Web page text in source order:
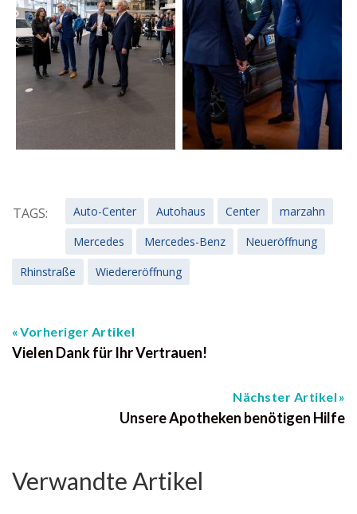
TAGS: Auto-Center Autohaus Center
marzahn
Mercedes
Mercedes-Benz
Neueröffnung
Rhinstraße
Wiedereröffnung
Vorheriger Artikel
Vielen Dank für Ihr Vertrauen!
Nächster Artikel
Unsere Apotheken benötigen Hilfe
Verwandte Artikel